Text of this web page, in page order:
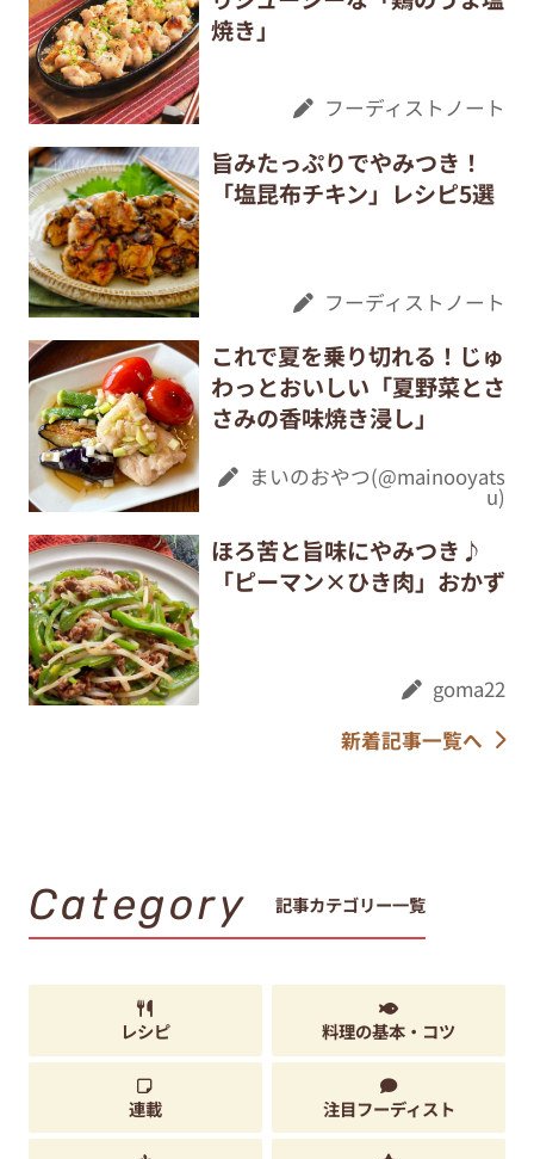
焼き」
フーディストノート
旨みたっぷりでやみつき！
「塩昆布チキン」レシピ5選
フーディストノート
これで夏を乗り切れる！じゅ
わっとおいしい「夏野菜とさ
さみの香味焼き浸し」
まいのおやつ(@mainooyats
u)
ほろ苦と旨味にやみつき♪
「ピーマン×ひき肉」おかず
goma22
新着記事一覧へ
Category 記事カテゴリー一覧
レシピ 料理の基本・コツ
連載 注目フーディスト